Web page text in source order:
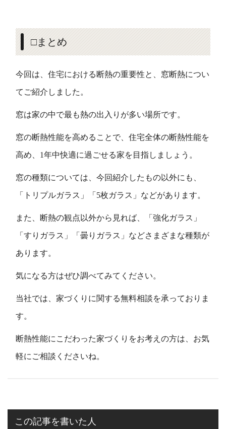
□まとめ
今回は、住宅における断熱の重要性と、窓断熱につい
てご紹介しました。
窓は家の中で最も熱の出入りが多い場所です。
窓の断熱性能を高めることで、住宅全体の断熱性能を
高め、1年中快適に過ごせる家を目指しましょう。
窓の種類については、今回紹介したもの以外にも、
「トリプルガラス」「5枚ガラス」などがあります。
また、断熱の観点以外から見れば、「強化ガラス」
「すりガラス」「曇りガラス」などさまざまな種類が
あります。
気になる方はぜひ調べてみてください。
当社では、家づくりに関する無料相談を承っておりま
す。
断熱性能にこだわった家づくりをお考えの方は、お気
軽にご相談くださいね。
この記事を書いた人